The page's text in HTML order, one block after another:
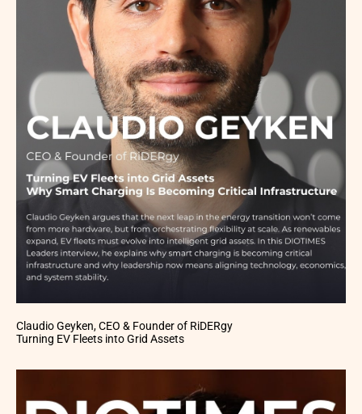
Claudio Geyken, CEO & Founder of RiDERgy
Turning EV Fleets into Grid Assets